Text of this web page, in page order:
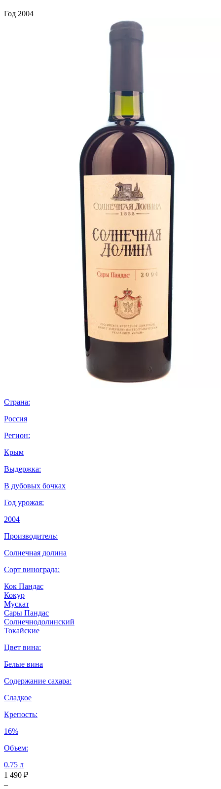
Год 2004
Страна:
Россия
Регион:
Крым
Выдержка:
В дубовых бочках
Год урожая:
2004
Производитель:
Солнечная долина
Сорт винограда:
Кок Пандас
Кокур
Мускат
Сары Пандас
Солнечнодолинский
Токайские
Цвет вина:
Белые вина
Содержание сахара:
Сладкое
Крепость:
16%
Объем:
0.75 л
1 490 ₽
–